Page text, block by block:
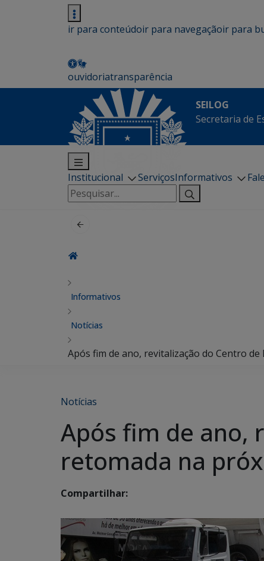
ir para conteúdoir para navegaçãoir para
ouvidoriatransparência
SEILOG
Secretaria de
Institucional ServiçosInformativos
Pesquisar
por:
Informativos
Notícias
Após fim de ano, revitalização do Centro
Notícias
Após fim de ano,
retomada na
Compartilhar: